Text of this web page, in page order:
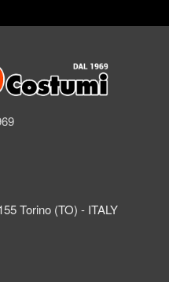
Torino (TO) - ITALY